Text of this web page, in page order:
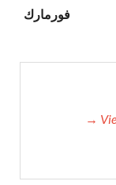
فورمارك